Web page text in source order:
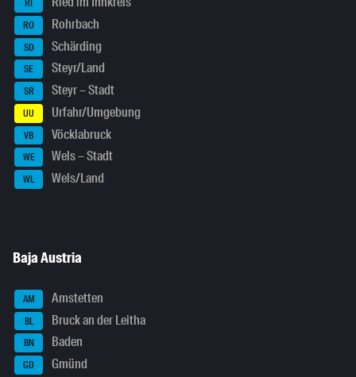
RI
RO Rohrbach
SD Schärding
SE Steyr/Land
SR Steyr – Stadt
UU Urfahr/Umgebung
VB Vöcklabruck
WE Wels – Stadt
WL Wels/Land
Baja Austria
AM Amstetten
BL Bruck an der Leitha
BN Baden
GD Gmünd